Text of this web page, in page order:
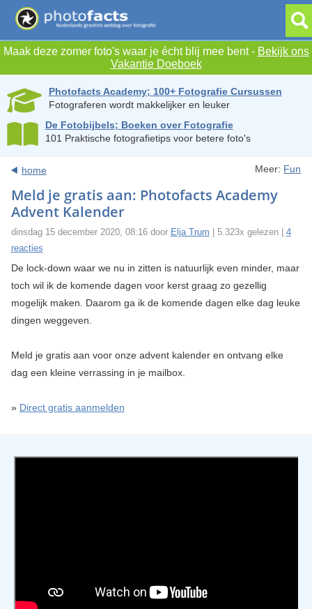
Maak deze zomer foto's waar je écht blij mee bent - Bekijk ons
Vakantie Doeboek
Photofacts Academy; 100+ Fotografie Cursussen
Fotograferen wordt makkelijker en leuker
De Fotobijbels; Boeken over Fotografie
101 Praktische fotografietips voor betere foto's
home Meer: Fun
Meld je gratis aan: Photofacts Academy
Advent Kalender
dinsdag 15 december 2020, 08:16 door Elja Trum | 5.323x gelezen | 4
reacties
De lock-down waar we nu in zitten is natuurlijk even minder, maar
toch wil ik de komende dagen voor kerst graag zo gezellig
mogelijk maken. Daarom ga ik de komende dagen elke dag leuke
dingen weggeven.
Meld je gratis aan voor onze advent kalender en ontvang elke
dag een kleine verrassing in je mailbox.
» Direct gratis aanmelden